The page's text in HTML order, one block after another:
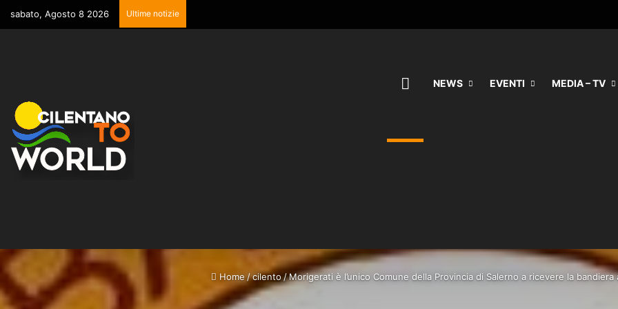
sabato, Agosto 8 2026 Ultime notizie
HOMENEWS EVENTI MEDIA – TV
Home/cilento /Morigerati è l’unico Comune della Provincia di Salerno a ricevere la